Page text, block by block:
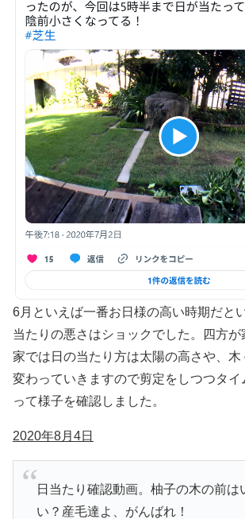
6月といえば一番お日様の高い時期だと
当たりの悪さはショックでした。四方
家では日の当たり方は太陽の高さや、木
変わっていきますので剪定をしつつタイ
って様子を確認しました。
2020年8月4日
日当たり確認動画。柚子の木の前は
い？産毛達よ、がんばれ！